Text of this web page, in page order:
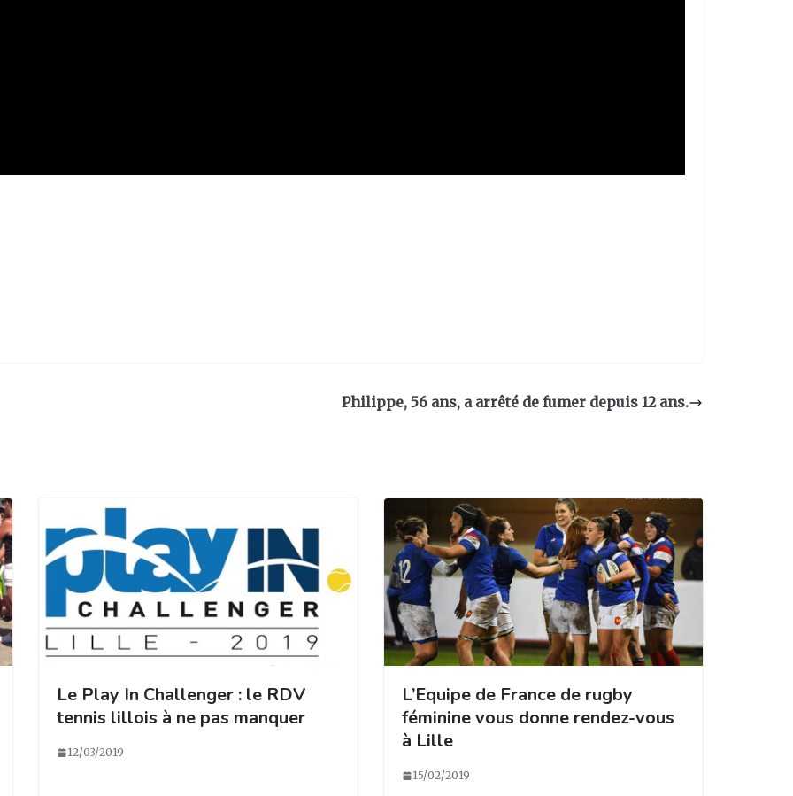
Philippe, 56 ans, a arrêté de fumer depuis 12 ans.
Le Play In Challenger : le RDV
tennis lillois à ne pas manquer
12/03/2019
L’Equipe de France de rugby
féminine vous donne rendez-vous
à Lille
15/02/2019